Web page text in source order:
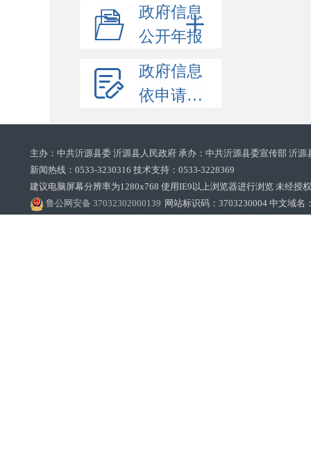
政府信息
公开年报
政府信息
依申请公开
主办：中共沂源县委 沂源县人民政府 承办：中共沂源县委宣传部 沂
新闻热线：0533-3230316 技术支持：0533-3228369‌‌
建议电脑屏幕分辨率为1280x768 使用IE9以上浏览器进行浏览 未经授
鲁公网安备 37032302000139 网站标识码：3703230004 中文域名